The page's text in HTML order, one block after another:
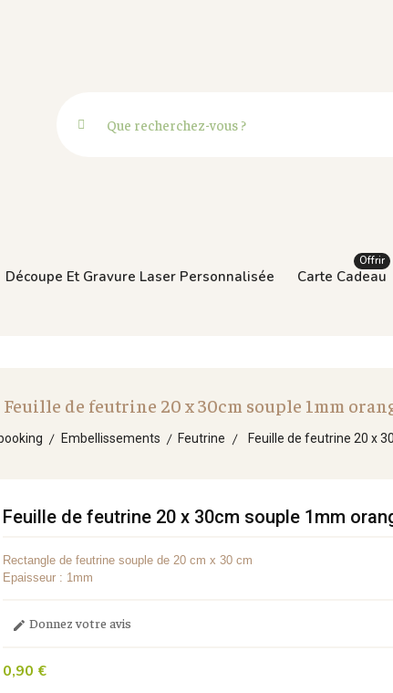
Découpe Et Gravure Laser Personnalisée Carte Cadeau
Offrir
Feuille de feutrine 20 x 30cm souple 1mm
Embellissements Feutrine Feuille de feutrine 20 x
Feuille de feutrine 20 x 30cm souple 1mm
Rectangle de feutrine souple de 20 cm x 30 cm
Epaisseur : 1mm
 Donnez votre avis
0,90 €